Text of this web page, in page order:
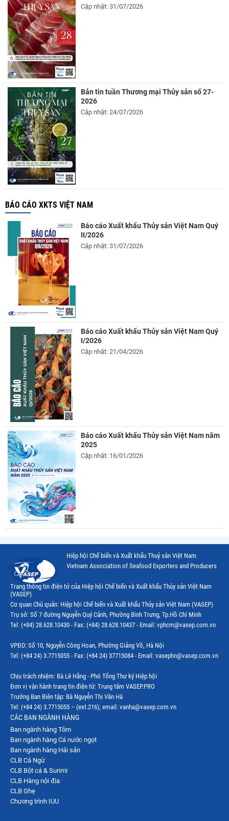
Cập nhật: 31/07/2026
Bản tin tuần Thương mại Thủy sản số 27-
2026
Cập nhật: 24/07/2026
BÁO CÁO XKTS VIỆT NAM
Báo cáo Xuất khẩu Thủy sản Việt Nam Quý
II/2026
Cập nhật: 31/07/2026
Báo cáo Xuất khẩu Thủy sản Việt Nam Quý
I/2026
Cập nhật: 21/04/2026
Báo cáo Xuất khẩu Thủy sản Việt Nam năm
2025
Cập nhật: 16/01/2026
Hiệp hội Chế biến và Xuất khẩu Thuỷ sản Việt Nam
Vietnam Association of Seafood Exporters and Producers
Trang thông tin điện tử của Hiệp hội Chế biến và Xuất khẩu Thủy sản Việt Nam
(VASEP)
Cơ quan Chủ quản: Hiệp hội Chế biến và Xuất khẩu Thủy sản Việt Nam (VASEP)
Trụ sở: Số 7 đường Nguyễn Quý Cảnh, Phường Bình Trưng, Tp.Hồ Chí Minh
Tel: (+84) 28.628.10430 - Fax: (+84) 28.628.10437 - Email: vphcm@vasep.com.vn
VPĐD: Số 10, Nguyễn Công Hoan, Phường Giảng Võ, Hà Nội
Tel: (+84 24) 3.7715055 - Fax: (+84 24) 37715084 - Email: vasephn@vasep.com.vn
Chịu trách nhiệm: Bà Lê Hằng - Phó Tổng Thư ký Hiệp hội
Đơn vị vận hành trang tin điện tử: Trung tâm VASEP.PRO
Trưởng Ban Biên tập: Bà Nguyễn Thị Vân Hà
Tel: (+84 24) 3.7715055 – (ext.216); email: vanha@vasep.com.vn
CÁC BAN NGÀNH HÀNG
Ban ngành hàng Tôm
Ban ngành hàng Cá nước ngọt
Ban ngành hàng Hải sản
CLB Cá Ngừ
CLB Bột cá & Surimi
CLB Hàng nội địa
CLB Ghẹ
Chương trình IUU